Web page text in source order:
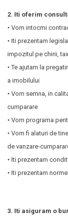
2. Iti oferim
• Vom intocmi
• Iti prezentam
impozitul pe chirii,
• Te ajutam la
a imobilului
• Vom semna, in
cumparare
• Vom programa
• Vom fi alaturi de
de vanzare-
• Iti prezentam
• Iti prezentam
3. Iti asiguram o